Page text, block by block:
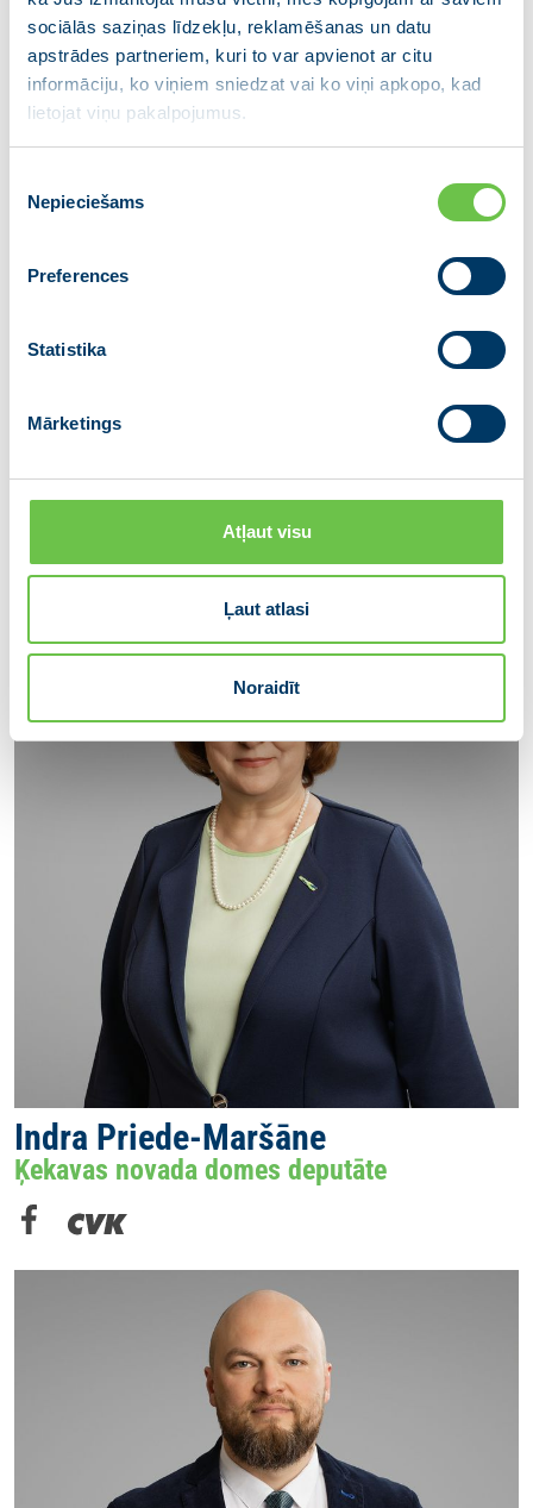
sociālās saziņas līdzekļu, reklamēšanas un datu
apstrādes partneriem, kuri to var apvienot ar citu
informāciju, ko viņiem sniedzat vai ko viņi apkopo, kad
lietojat viņu pakalpojumus.
izvēle
Nepieciešams
Preferences
Statistika
Mārketings
Atļaut visu
Ļaut atlasi
Noraidīt
Andris Ceļmalnieks
Ķekavas novada domes deputāts
Indra Priede-Maršāne
Ķekavas novada domes deputāte